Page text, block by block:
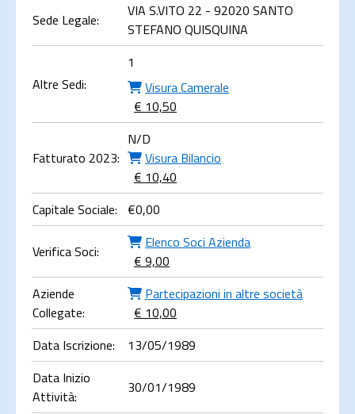
Sede Legale:
VIA S.VITO 22 - 92020 SANTO
STEFANO QUISQUINA
Altre Sedi:
1
Visura Camerale
€ 10,50
Fatturato 2023:
N/D
Visura Bilancio
€ 10,40
Capitale Sociale: €0,00
Verifica Soci:
Elenco Soci Azienda
€ 9,00
Aziende
Collegate:
Partecipazioni in altre società
€ 10,00
Data Iscrizione:
13/05/1989
Data Inizio
Attività:
30/01/1989